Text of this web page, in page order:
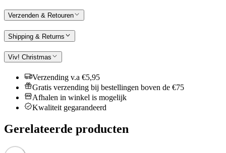
Verzenden & Retouren
Shipping & Returns
Viv! Christmas
Verzending v.a €5,95
Gratis verzending bij bestellingen boven de €75
Afhalen in winkel is mogelijk
Kwaliteit gegarandeerd
Gerelateerde producten